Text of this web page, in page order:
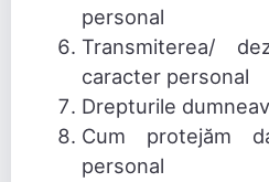
personal
Transmiterea/
caracter personal
Drepturile
Cum protejăm
personal